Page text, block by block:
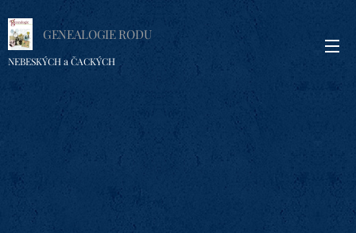
GENEALOGIE RODU
NEBESKÝCH a ČACKÝCH